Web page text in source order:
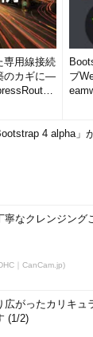
専用線接続
のカギに―
ブ
4 alpha」
寧なクレンジング
｜CanCam.jp)
広がったカリキュ
(1/2)